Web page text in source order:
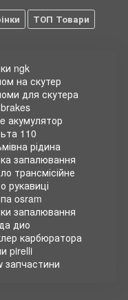
ТОП Товари
ngk
на скутер
для скутера
акумулятор
110
рідина
запалювання
трансмісійне
рукавиці
osram
запалювання
дио
карбюратора
pirelli
запчастини